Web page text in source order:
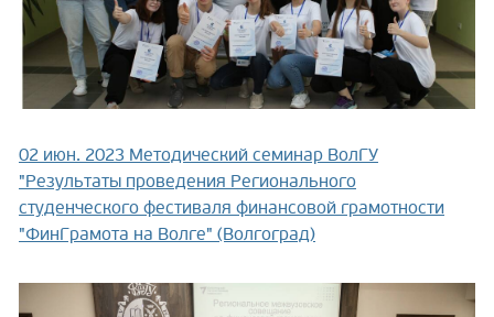
02 июн. 2023 Методический семинар ВолГУ
"Результаты проведения Регионального
студенческого фестиваля финансовой грамотности
"ФинГрамота на Волге" (Волгоград)